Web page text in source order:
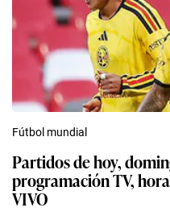
Fútbol mundial
Partidos de hoy,
programación TV,
VIVO